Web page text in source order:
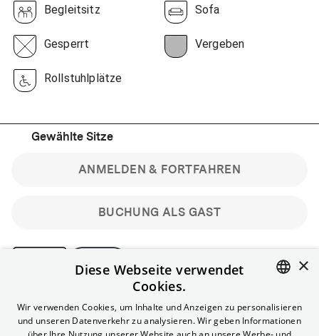
Begleitsitz Sofa
Gesperrt Vergeben
Rollstuhlplätze
Gewählte Sitze
BUCHUNG ALS GAST
ANMELDEN & FORTFAHREN
Bitte beachte: Gastbuchungen sind nicht stornierbar.
Registriere dich kostenlos für bis zu 90 min vor Filmbeginn
stornierbare Tickets für reguläre Vorstellungen.
ENGLISH
×
Diese Webseite verwendet
Cookies.
Wir verwenden Cookies, um Inhalte und Anzeigen zu personalisieren
und unseren Datenverkehr zu analysieren. Wir geben Informationen